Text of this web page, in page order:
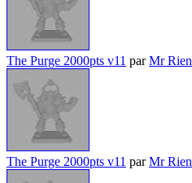
The Purge 2000pts v11 parMr Rien
The Purge 2000pts v11 parMr Rien